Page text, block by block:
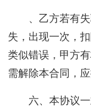
、乙方若有
失，出现一次，
类似错误，甲方
需解除本合同，
六、本协议